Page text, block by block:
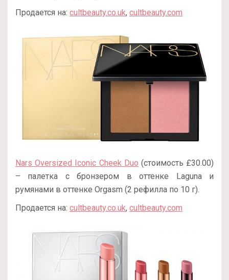
Продается на: cultbeauty.co.uk, cultbeauty.com
Nars Oversized Iconic Cheek Duo (стоимость £30.00)
– палетка с бронзером в оттенке Laguna и
румянами в оттенке Orgasm (2 рефилла по 10 г).
Продается на: cultbeauty.co.uk, cultbeauty.com